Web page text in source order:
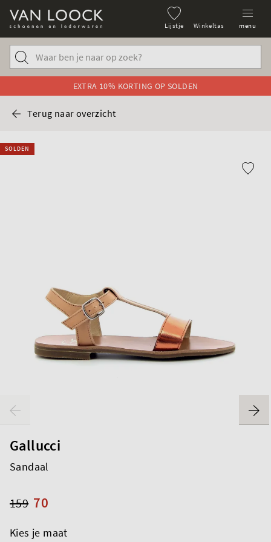
Lijstje Winkeltas menu
EXTRA 10% KORTING OP SOLDEN
Terug naar overzicht
SOLDEN
Gallucci
Sandaal
70
159
Kies je maat